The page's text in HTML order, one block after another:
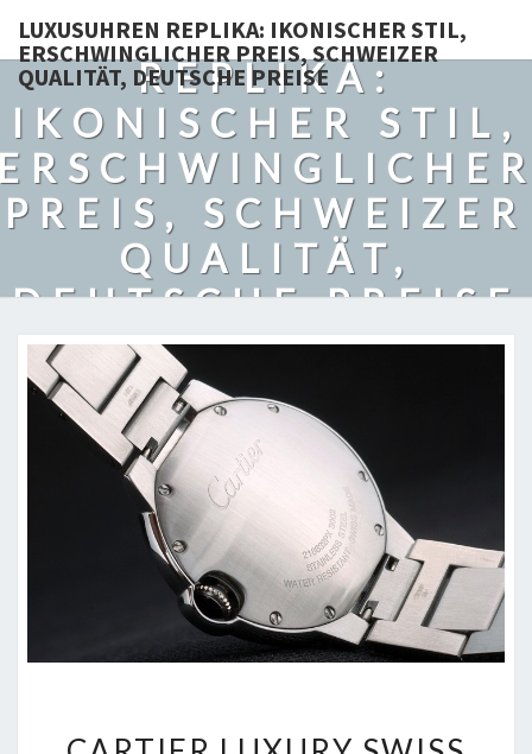
LUXUSUHREN REPLIKA: IKONISCHER STIL,
ERSCHWINGLICHER PREIS, SCHWEIZER
QUALITÄT, DEUTSCHE PREISE
LUXUSUHREN
REPLIKA:
IKONISCHER STIL,
PREIS, SCHWEIZER
QUALITÄT,
DEUTSCHE PREISE